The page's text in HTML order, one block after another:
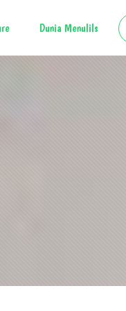
Dunia Menulils